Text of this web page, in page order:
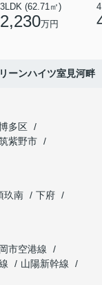
3LDK (62.71㎡)
2,230万円
ーンハイツ室見河畔
多区
紫野市
玖南
下府
市空港線
山陽新幹線